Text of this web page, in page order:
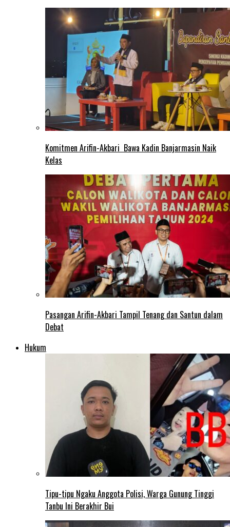
Komitmen Arifin-Akbari Bawa Kadin Banjarmasin Naik
Kelas
Pasangan Arifin-Akbari Tampil Tenang dan Santun dalam
Debat
Hukum
Tipu-tipu Ngaku Anggota Polisi, Warga Gunung Tinggi
Tanbu Ini Berakhir Bui